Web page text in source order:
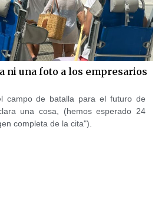
ni una foto a los empresarios
campo de batalla para el futuro de
una cosa, (hemos esperado 24
completa de la cita").